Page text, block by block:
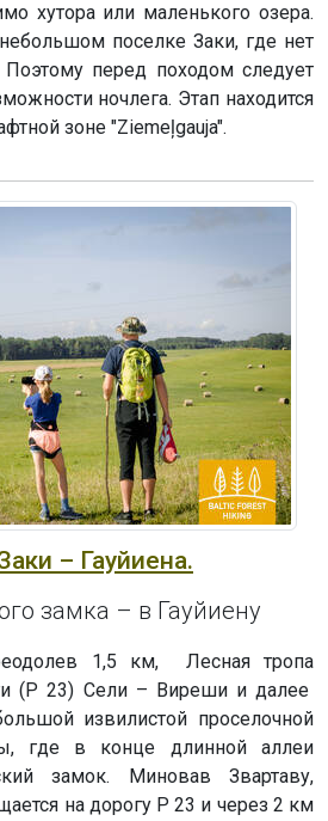
хутора или маленького озера.
поселке Заки, где нет
Поэтому перед походом следует
ночлега. Этап находится
зоне "Ziemeļgauja".
– Гауйиена.
замка – в Гауйиену
1,5 км, Лесная тропа
(P 23) Сели – Виреши и далее
извилистой проселочной
где в конце длинной аллеи
замок. Миновав Звартаву,
на дорогу P 23 и через 2 км